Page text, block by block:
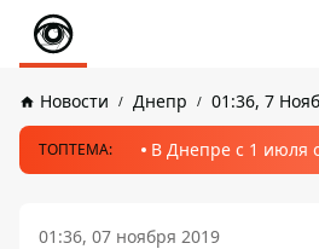
Новости Днепр 01:36, 7
ТОПТЕМА: В Днепре с 1 июля
01:36, 07 ноября 2019